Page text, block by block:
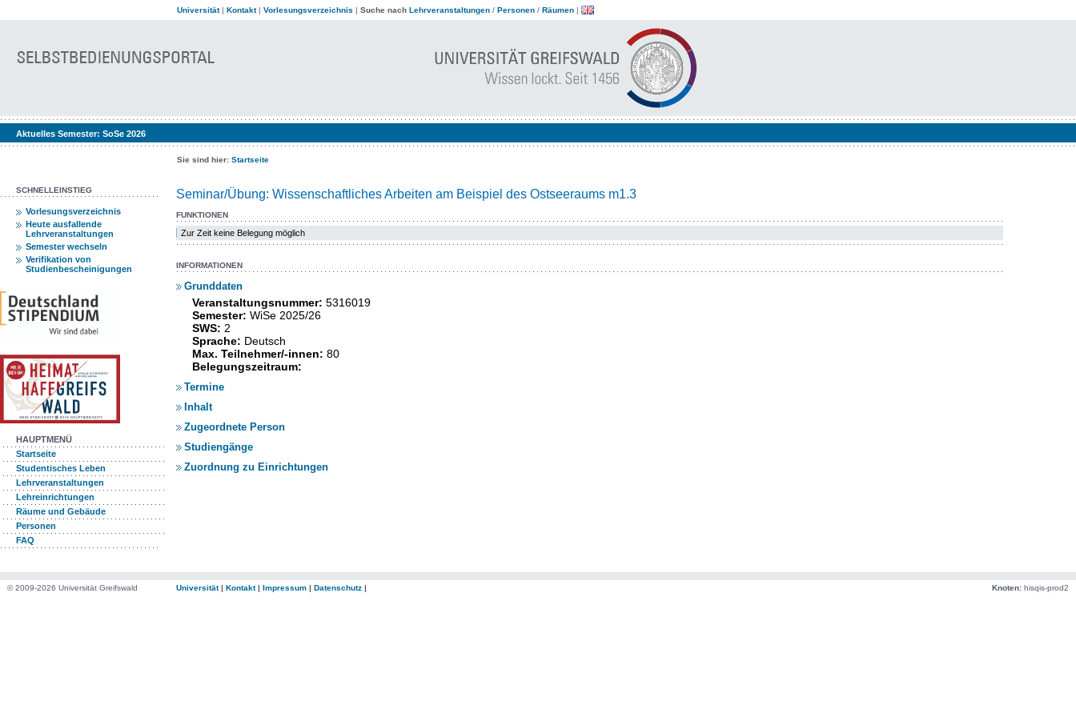
Universität| Kontakt| Vorlesungsverzeichnis | Suche nach Lehrveranstaltungen / Personen / Räumen |
Aktuelles Semester: SoSe 2026
Sie sind hier: Startseite
SCHNELLEINSTIEG
Vorlesungsverzeichnis
Heute ausfallende
Lehrveranstaltungen
Semester wechseln
Verifikation von
Studienbescheinigungen
HAUPTMENÜ
Startseite
Studentisches Leben
Lehrveranstaltungen
Lehreinrichtungen
Räume und Gebäude
Personen
FAQ
Seminar/Übung: Wissenschaftliches Arbeiten am Beispiel des Ostseeraums m1.3
FUNKTIONEN
Zur Zeit keine Belegung möglich
INFORMATIONEN
Grunddaten
Veranstaltungsnummer: 5316019
Semester: WiSe 2025/26
SWS: 2
Sprache: Deutsch
Max. Teilnehmer/-innen: 80
Belegungszeitraum:
Termine
Inhalt
Zugeordnete Person
Studiengänge
Zuordnung zu Einrichtungen
© 2009-2026 Universität Greifswald Universität| Kontakt| Impressum | Datenschutz | Knoten: hisqis-prod2